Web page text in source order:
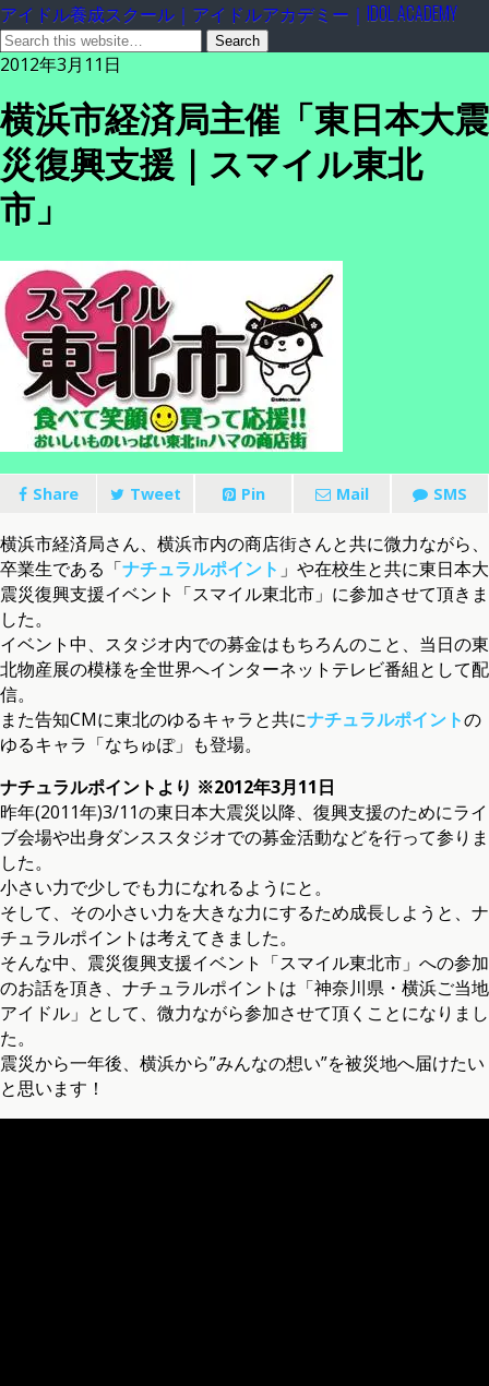
アイドル養成スクール｜アイドルアカデミー｜IDOL ACADEMY
2012年3月11日
横浜市経済局主催「東日本大震
災復興支援｜スマイル東北
市」
Share Tweet Pin Mail SMS
横浜市経済局さん、横浜市内の商店街さんと共に微力ながら、
卒業生である「ナチュラルポイント 」や在校生と共に東日本大
震災復興支援イベント「スマイル東北市」に参加させて頂きま
した。
イベント中、スタジオ内での募金はもちろんのこと、当日の東
北物産展の模様を全世界へインターネットテレビ番組として配
信。
また告知CMに東北のゆるキャラと共にナチュラルポイントの
ゆるキャラ「なちゅぽ」も登場。
ナチュラルポイントより ※2012年3月11日
昨年(2011年)3/11の東日本大震災以降、復興支援のためにライ
ブ会場や出身ダンススタジオでの募金活動などを行って参りま
した。
小さい力で少しでも力になれるようにと。
そして、その小さい力を大きな力にするため成長しようと、ナ
チュラルポイントは考えてきました。
そんな中、震災復興支援イベント「スマイル東北市」への参加
のお話を頂き、ナチュラルポイントは「神奈川県・横浜ご当地
アイドル」として、微力ながら参加させて頂くことになりまし
た。
震災から一年後、横浜から”みんなの想い”を被災地へ届けたい
と思います！